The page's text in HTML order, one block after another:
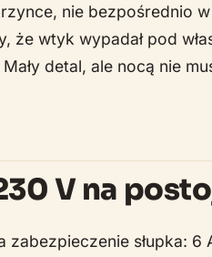
nie bezpośrednio
że wtyk wypadał pod
detal, ale nocą nie
V na
słupka: 6